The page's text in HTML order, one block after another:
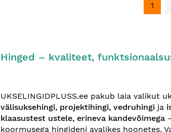
1
Hinged – kvaliteet,
UKSELINGIDPLUSS.ee pakub laia valikut
välisuksehingi, projektihingi, vedruhingi ja
klaasustest ustele, erineva kandevõimega
koormusega hingideni avalikes hoonetes.